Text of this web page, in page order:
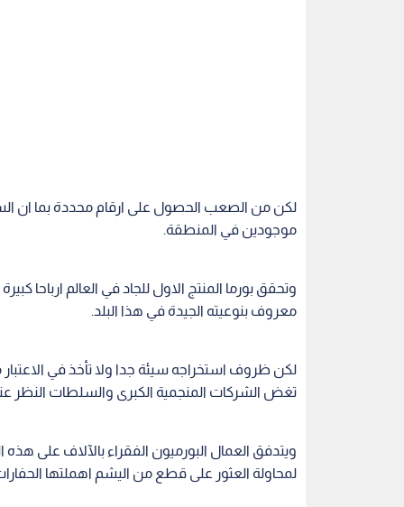
لكن من الصعب الحصول على ارقام محددة بما ان
موجودين في المنطقة.
وتحقق بورما المنتج الاول للجاد في العالم
معروف بنوعيته الجيدة في هذا البلد.
لكن ظروف استخراجه سيئة جدا ولا تأخذ في
تغض الشركات المنجمية الكبرى والسلطات النظر
ويتدفق العمال البورميون الفقراء بالآلاف على
لمحاولة العثور على قطع من اليشم اهملتها